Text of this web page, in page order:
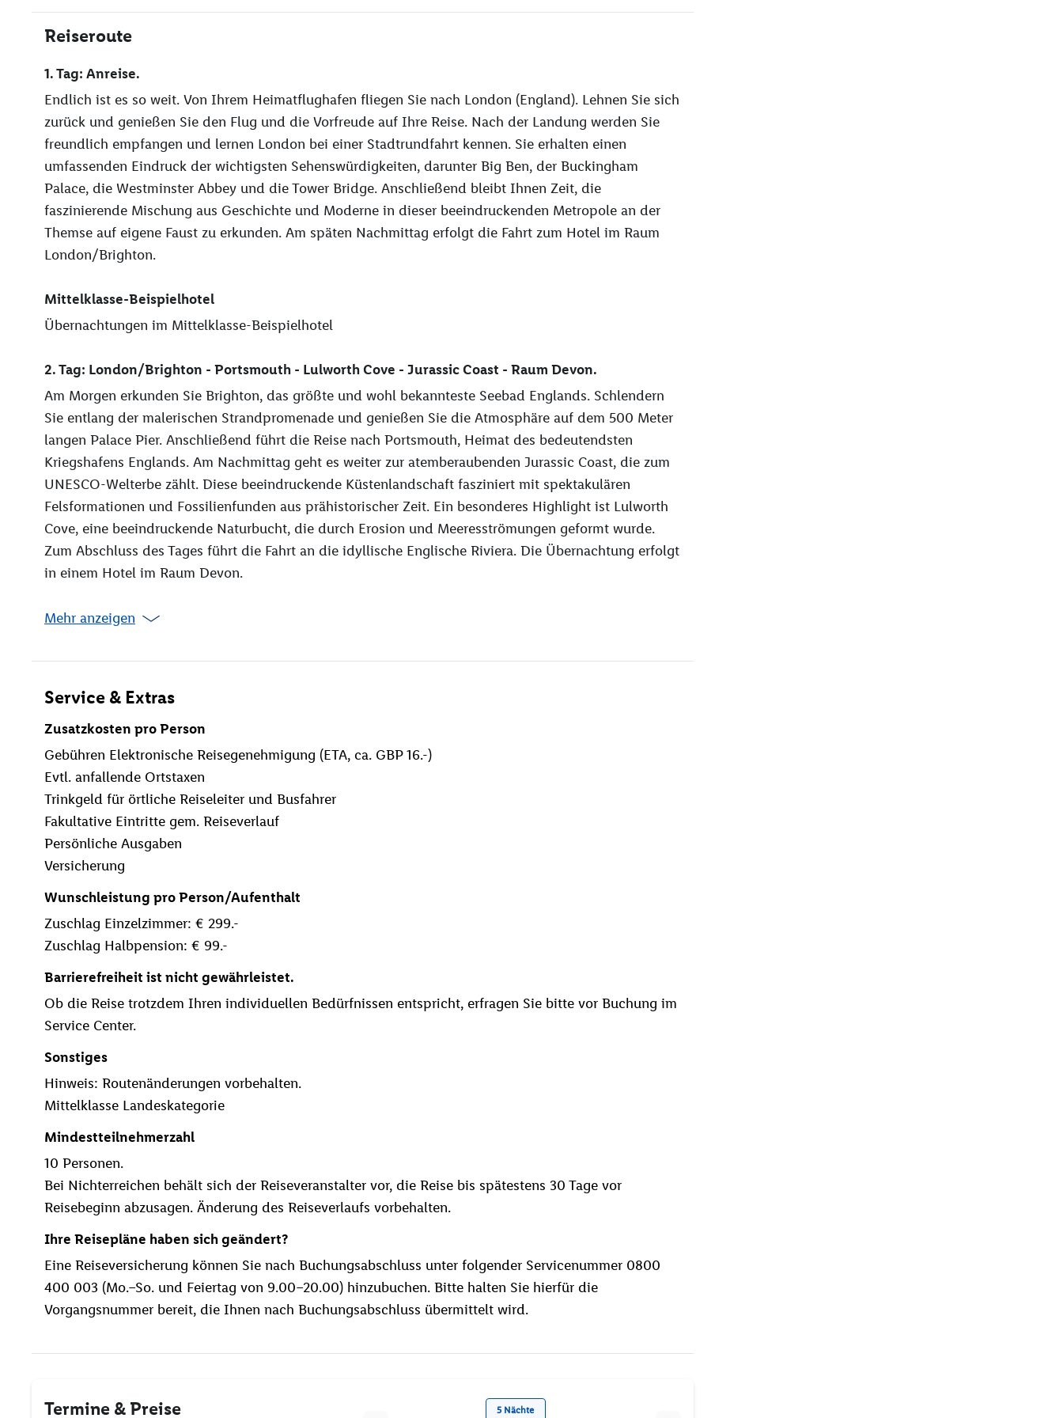
Reiseroute
1. Tag: Anreise.
Endlich ist es so weit. Von Ihrem Heimatflughafen fliegen Sie nach London (England). Lehnen Sie sich
zurück und genießen Sie den Flug und die Vorfreude auf Ihre Reise. Nach der Landung werden Sie
freundlich empfangen und lernen London bei einer Stadtrundfahrt kennen. Sie erhalten einen
umfassenden Eindruck der wichtigsten Sehenswürdigkeiten, darunter Big Ben, der Buckingham
Palace, die Westminster Abbey und die Tower Bridge. Anschließend bleibt Ihnen Zeit, die
faszinierende Mischung aus Geschichte und Moderne in dieser beeindruckenden Metropole an der
Themse auf eigene Faust zu erkunden. Am späten Nachmittag erfolgt die Fahrt zum Hotel im Raum
London/Brighton.
Mittelklasse-Beispielhotel
Übernachtungen im Mittelklasse-Beispielhotel
2. Tag: London/Brighton - Portsmouth - Lulworth Cove - Jurassic Coast - Raum Devon.
Am Morgen erkunden Sie Brighton, das größte und wohl bekannteste Seebad Englands. Schlendern
Sie entlang der malerischen Strandpromenade und genießen Sie die Atmosphäre auf dem 500 Meter
langen Palace Pier. Anschließend führt die Reise nach Portsmouth, Heimat des bedeutendsten
Kriegshafens Englands. Am Nachmittag geht es weiter zur atemberaubenden Jurassic Coast, die zum
UNESCO-Welterbe zählt. Diese beeindruckende Küstenlandschaft fasziniert mit spektakulären
Felsformationen und Fossilienfunden aus prähistorischer Zeit. Ein besonderes Highlight ist Lulworth
Cove, eine beeindruckende Naturbucht, die durch Erosion und Meeresströmungen geformt wurde.
Zum Abschluss des Tages führt die Fahrt an die idyllische Englische Riviera. Die Übernachtung erfolgt
in einem Hotel im Raum Devon.
Mehr anzeigen
Service & Extras
Zusatzkosten pro Person
Gebühren Elektronische Reisegenehmigung (ETA, ca. GBP 16.-)
Evtl. anfallende Ortstaxen
Trinkgeld für örtliche Reiseleiter und Busfahrer
Fakultative Eintritte gem. Reiseverlauf
Persönliche Ausgaben
Versicherung
Wunschleistung pro Person/Aufenthalt
Zuschlag Einzelzimmer: € 299.-
Zuschlag Halbpension: € 99.-
Barrierefreiheit ist nicht gewährleistet.
Ob die Reise trotzdem Ihren individuellen Bedürfnissen entspricht, erfragen Sie bitte vor Buchung im
Service Center.
Sonstiges
Hinweis: Routenänderungen vorbehalten.
Mittelklasse Landeskategorie
Mindestteilnehmerzahl
10 Personen.
Bei Nichterreichen behält sich der Reiseveranstalter vor, die Reise bis spätestens 30 Tage vor
Reisebeginn abzusagen. Änderung des Reiseverlaufs vorbehalten.
Ihre Reisepläne haben sich geändert?
Eine Reiseversicherung können Sie nach Buchungsabschluss unter folgender Servicenummer 0800
400 003 (Mo.–So. und Feiertag von 9.00–20.00) hinzubuchen. Bitte halten Sie hierfür die
Vorgangsnummer bereit, die Ihnen nach Buchungsabschluss übermittelt wird.
Termine & Preise 5 Nächte